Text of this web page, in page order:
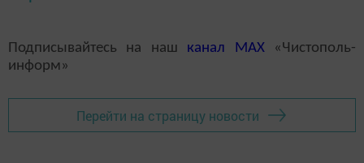
Подписывайтесь на наш канал MAX«Чистополь-
информ»
Перейти на страницу новости